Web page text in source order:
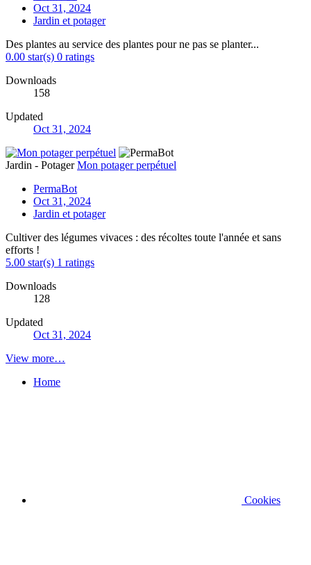
Oct 31, 2024
Jardin et potager
Des plantes au service des plantes pour ne pas se planter...
0.00 star(s) 0 ratings
Downloads
158
Updated
Oct 31, 2024
Jardin - Potager Mon potager perpétuel
PermaBot
Oct 31, 2024
Jardin et potager
Cultiver des légumes vivaces : des récoltes toute l'année et sans
efforts !
5.00 star(s) 1 ratings
Downloads
128
Updated
Oct 31, 2024
View more…
Home
Cookies